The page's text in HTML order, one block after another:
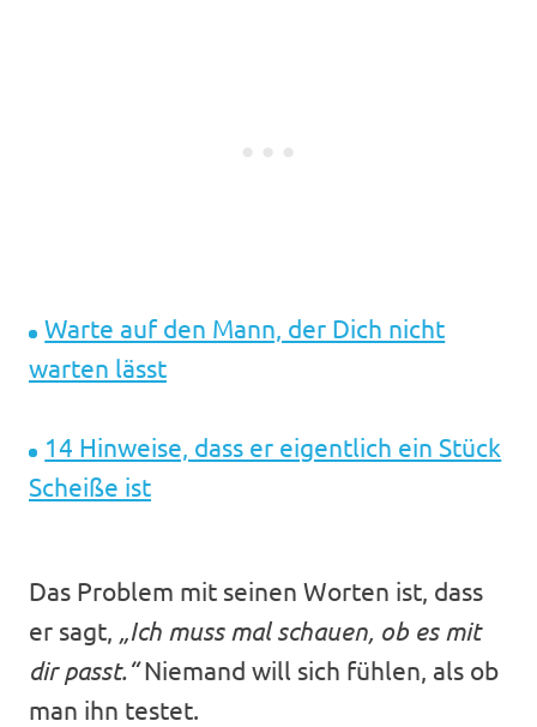
Warte auf den Mann, der Dich nicht
warten lässt
14 Hinweise, dass er eigentlich ein Stück
Scheiße ist
Das Problem mit seinen Worten ist, dass
er sagt, „Ich muss mal schauen, ob es mit
dir passt.“Niemand will sich fühlen, als ob
man ihn testet.